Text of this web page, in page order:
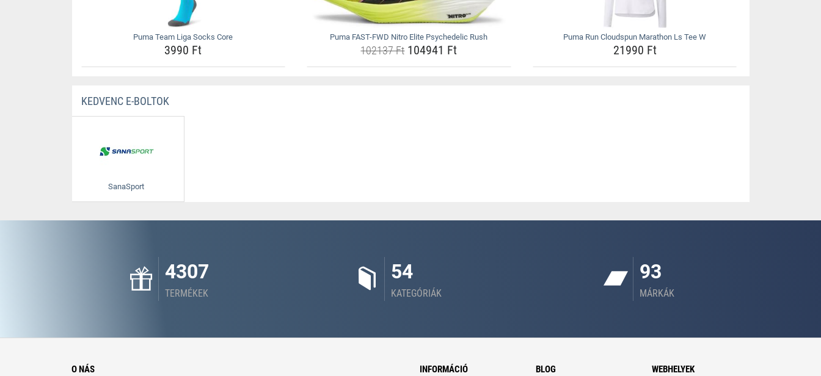
Puma Team Liga Socks Core
3990 Ft
Puma FAST-FWD Nitro Elite Psychedelic Rush
102137 Ft104941 Ft
Puma Run Cloudspun Marathon Ls Tee W
21990 Ft
KEDVENC E-BOLTOK
SanaSport
4307
TERMÉKEK
54
KATEGÓRIÁK
93
MÁRKÁK
O NÁS INFORMÁCIÓ BLOG WEBHELYEK